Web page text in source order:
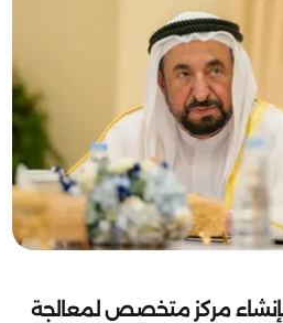
مركز متخصص لمعالجة